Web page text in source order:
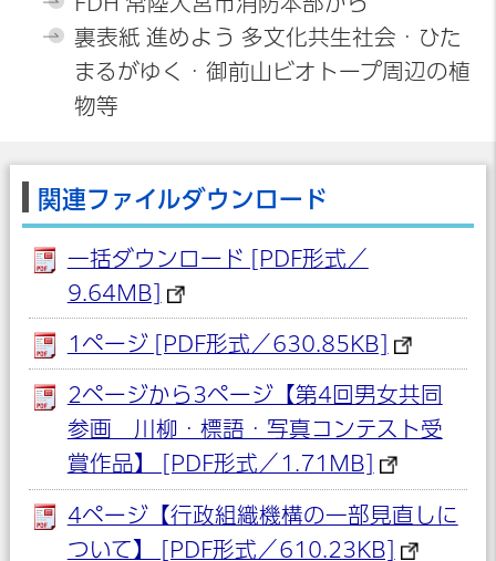
裏表紙 進めよう 多文化共生社会・ひた
まるがゆく・御前山ビオトープ周辺の植
物等
関連ファイルダウンロード
一括ダウンロード [PDF形式／
9.64MB]
1ページ [PDF形式／630.85KB]
2ページから3ページ【第4回男女共同
参画 川柳・標語・写真コンテスト受
賞作品】 [PDF形式／1.71MB]
4ページ【行政組織機構の一部見直しに
ついて】 [PDF形式／610.23KB]